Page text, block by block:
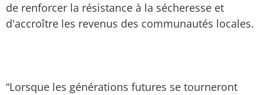
de renforcer la résistance à la sécheresse et
d'accroître les revenus des communautés locales.
“Lorsque les générations futures se tourneront